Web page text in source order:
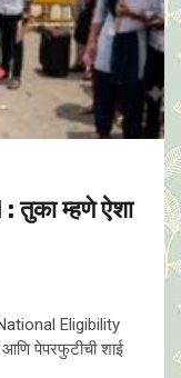
म्हणे ऐशा
Eligibility
आणि पेपरफुटीची शाई